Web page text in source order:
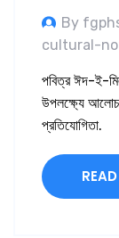
By
cultural-
পবিত্র ঈদ-ই-
উপলক্ষ্যে
প্রতিযোগিতা.